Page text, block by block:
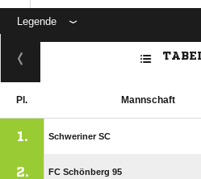
Legende
ANZEIGE
Pl. Mannschaft
1. Schweriner SC
2. FC Schönberg 95